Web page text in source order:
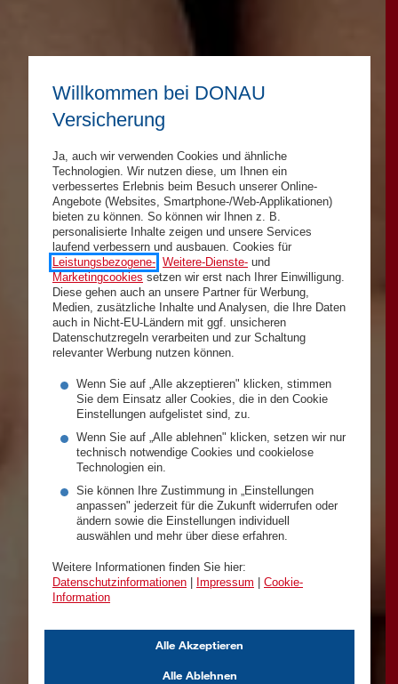
Willkommen bei DONAU
Versicherung
Ja, auch wir verwenden Cookies und ähnliche
Technologien. Wir nutzen diese, um Ihnen ein
verbessertes Erlebnis beim Besuch unserer Online-
Angebote (Websites, Smartphone-/Web-Applikationen)
bieten zu können. So können wir Ihnen z. B.
personalisierte Inhalte zeigen und unsere Services
laufend verbessern und ausbauen. Cookies für
Leistungsbezogene-, Weitere-Dienste-und
Marketingcookies setzen wir erst nach Ihrer Einwilligung.
Diese gehen auch an unsere Partner für Werbung,
Medien, zusätzliche Inhalte und Analysen, die Ihre Daten
auch in Nicht-EU-Ländern mit ggf. unsicheren
Datenschutzregeln verarbeiten und zur Schaltung
relevanter Werbung nutzen können.
Wenn Sie auf „Alle akzeptieren" klicken, stimmen
Sie dem Einsatz aller Cookies, die in den Cookie
Einstellungen aufgelistet sind, zu.
Wenn Sie auf „Alle ablehnen" klicken, setzen wir nur
technisch notwendige Cookies und cookielose
Technologien ein.
Sie können Ihre Zustimmung in „Einstellungen
anpassen" jederzeit für die Zukunft widerrufen oder
ändern sowie die Einstellungen individuell
auswählen und mehr über diese erfahren.
Weitere Informationen finden Sie hier:
Datenschutzinformationen| Impressum
Cookie-
Information
Alle Ablehnen
Alle Akzeptieren